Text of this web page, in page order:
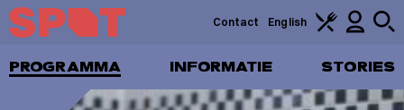
PROGRAMMA INFORMATIE STORIES
Contact English